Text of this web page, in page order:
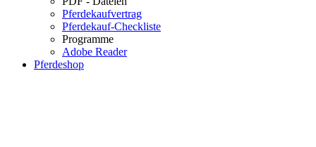
Pferdekaufvertrag
Pferdekauf-Checkliste
Programme
Adobe Reader
Pferdeshop